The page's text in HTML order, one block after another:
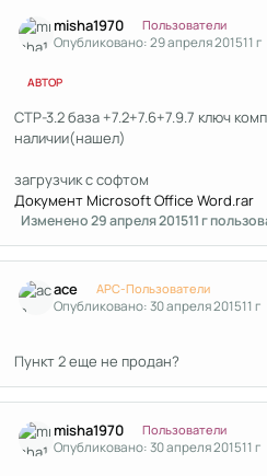
misha1970 Пользователи
Опубликовано:29 апреля 201511 г
АВТОР
СТР-3.2 база +7.2+7.6+7.9.7 ключ
наличии(нашел)
загрузчик с софтом
Документ Microsoft Office Word.rar
Изменено29 апреля 201511 г
асе APC-Пользователи
Опубликовано:30 апреля 201511 г
Пункт 2 еще не продан?
misha1970 Пользователи
Опубликовано:30 апреля 201511 г